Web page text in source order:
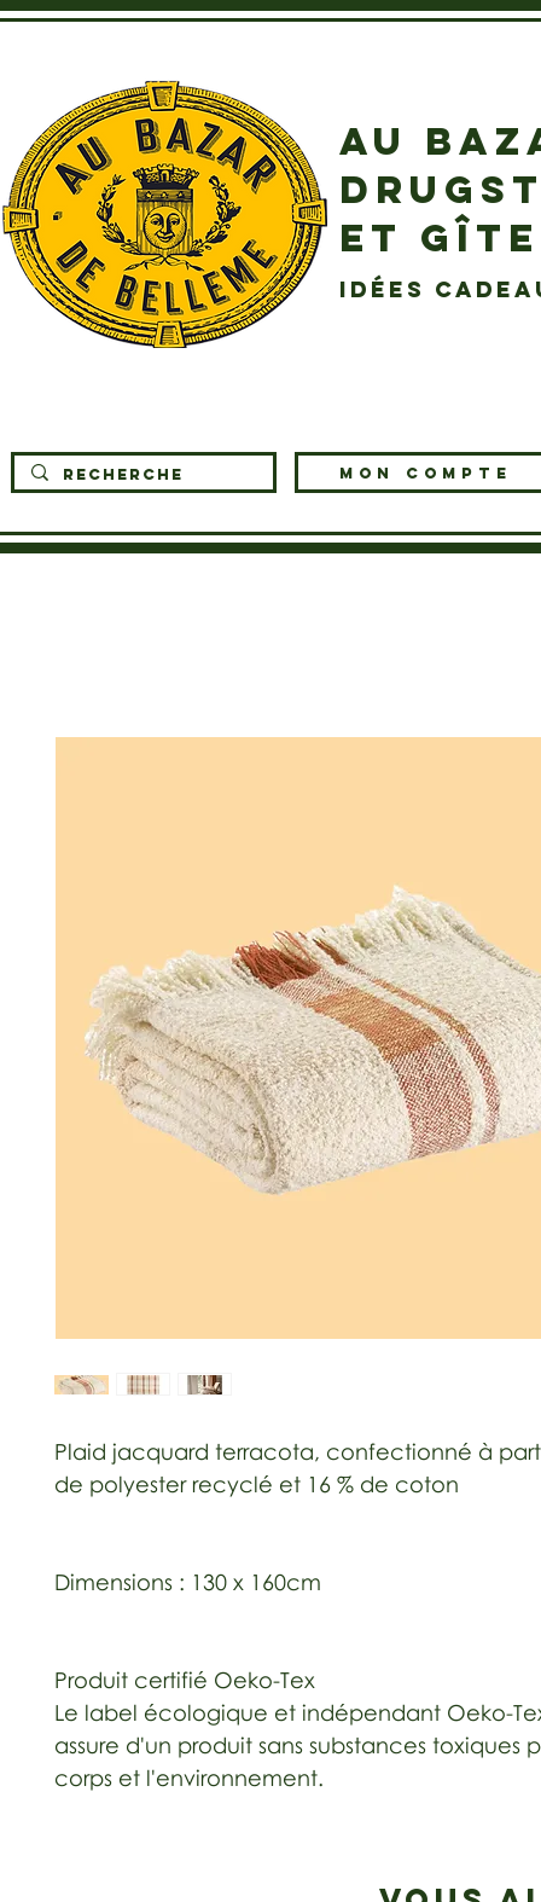
AU
ET
idées
MON COMPTE
Plaid jacquard terracota, confectionné à
de polyester recyclé et 16 % de coton
Dimensions : 130 x 160cm
Produit certifié Oeko-Tex
Le label écologique et indépendant Oeko-
assure d'un produit sans substances toxiques
corps et l'environnement.